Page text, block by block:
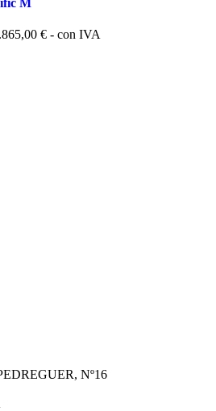
€ - con IVA
Nº16